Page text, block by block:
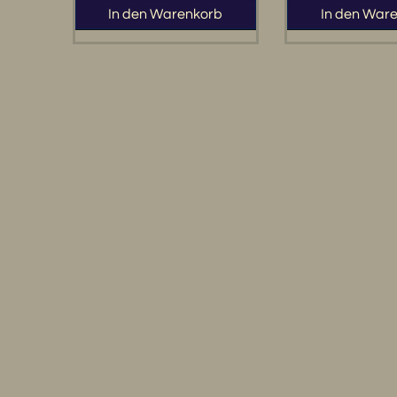
In den Warenkorb In den